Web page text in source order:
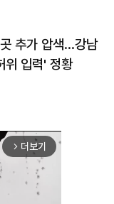
추가 압색…강남
위 입력' 정황
arrow_forward_ios 더보기